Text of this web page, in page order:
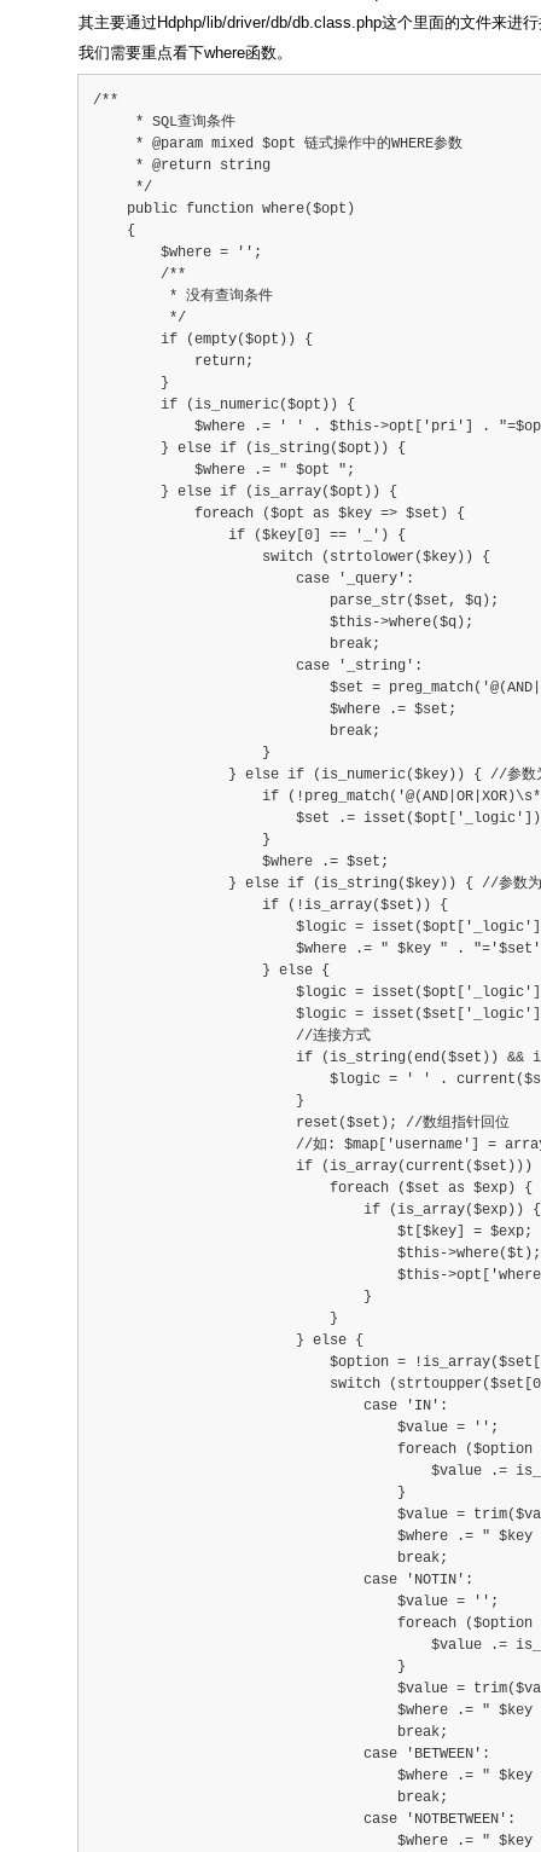
其主要通过Hdphp/lib/driver/db/db.class.php这个里面的文件来进
我们需要重点看下where函数。
/**
     * SQL查询条件
     * @param mixed $opt 链式操作中的WHERE参数
     * @return string
     */
    public function where($opt)
    {
        $where = '';
        /**
         * 没有查询条件
         */
        if (empty($opt)) {
            return;
        }
        if (is_numeric($opt)) {
$where .= ' ' . $this->opt['pri'] .
        } else if (is_string($opt)) {
            $where .= " $opt ";
        } else if (is_array($opt)) {
            foreach ($opt as $key => $set) {
                if ($key[0] == '_') {
                    switch (strtolower($key)) {
                        case '_query':
                            parse_str($set, $q);
                            $this->where($q);
                            break;
                        case '_string':
$set =
                            $where .= $set;
                            break;
                    }
} else if (is_numeric($key)) { //参数
if
$set .=
                    }
                    $where .= $set;
} else if (is_string($key)) { //参数
                    if (!is_array($set)) {
$logic =
$where .= " $key " .
                    } else {
$logic =
$logic =
                        //连接方式
if (is_string(end($set)) &&
$logic = ' ' .
                        }
                        reset($set); //数组指针回位
//如: $map['username'] =
if (is_array(current($set)))
                            foreach ($set as $exp) {
                                if (is_array($exp)) {
                                    $t[$key] = $exp;
                                    $this->where($t);
$this-
                                }
                            }
                        } else {
$option =
switch
                                case 'IN':
                                    $value = '';
foreach ($option
$value .=
                                    }
$value =
$where .= " $key
                                    break;
                                case 'NOTIN':
                                    $value = '';
foreach ($option
$value .=
                                    }
$value =
$where .= "
                                    break;
                                case 'BETWEEN':
$where .= "
                                    break;
                                case 'NOTBETWEEN':
$where .= "